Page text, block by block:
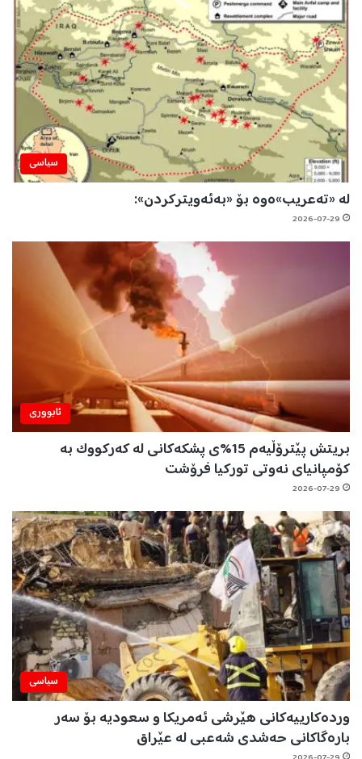
سیاسی
لە «تەعریب»ەوە بۆ «بەئەویترکردن»:
2026-07-29
ئابووری
بریتش پێترۆڵیەم 15%ی پشکەکانی لە کەرکووک بە
کۆمپانیای نەوتی تورکیا فرۆشت
2026-07-29
سیاسی
وردەکارییەکانی هێرشی ئەمریکا و سعودیە بۆ سەر
بارەگاکانی حەشدی شەعبی لە عێراق